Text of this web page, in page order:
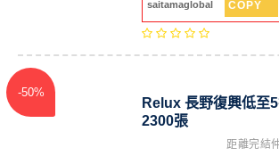
saitamaglobal COPY
-50%
Relux 長野復興低至
2300張
距離完結